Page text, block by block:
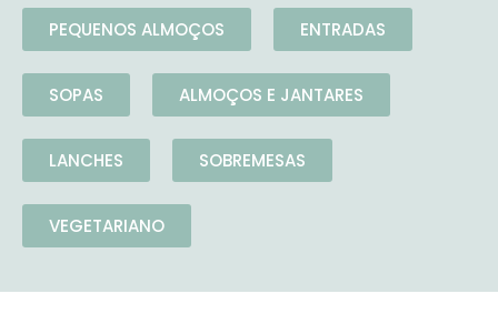
PEQUENOS ALMOÇOS ENTRADAS
SOPAS ALMOÇOS E JANTARES
LANCHES SOBREMESAS
VEGETARIANO